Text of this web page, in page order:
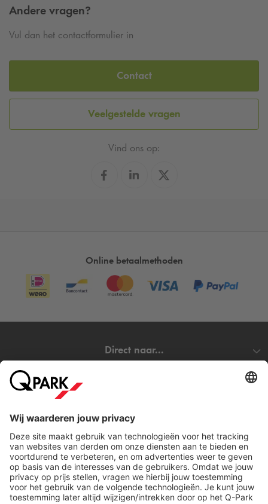
Andere vragen?
Vul dan het contactformulier in
Contact
Veelgestelde vragen
Vind ons op:
Online betaalmethoden
Direct naar...